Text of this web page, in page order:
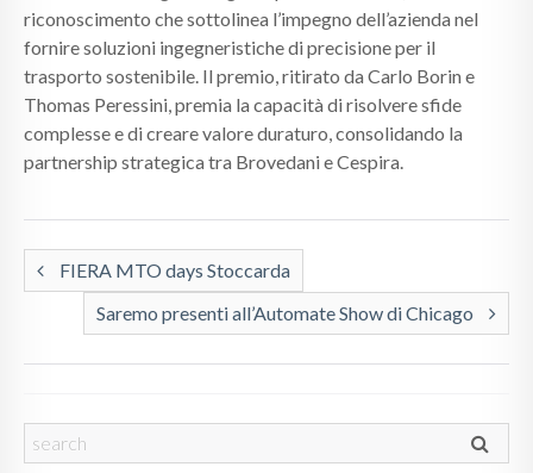
riconoscimento che sottolinea l’impegno dell’azienda nel
fornire soluzioni ingegneristiche di precisione per il
trasporto sostenibile. Il premio, ritirato da Carlo Borin e
Thomas Peressini, premia la capacità di risolvere sfide
complesse e di creare valore duraturo, consolidando la
partnership strategica tra Brovedani e Cespira.
FIERA MTO days Stoccarda
Saremo presenti all’Automate Show di Chicago